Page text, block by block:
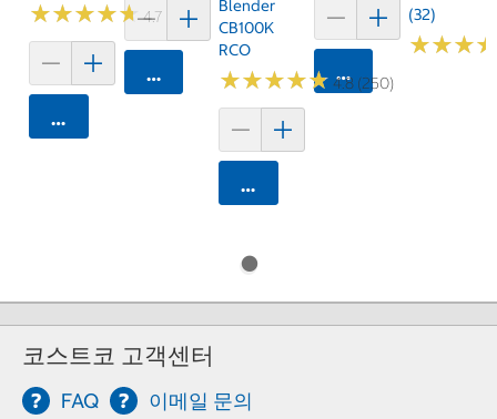
★★★★★
★★★★★4.7 (159)
카트에 담기
카트에 담기
Blender
CB100K
RCO
★★★★★
★★★★★ 4.8 (250)
카트에 담기
카트에 담기
(32)
★★★
★★★
코스트코 고객센터
FAQ 이메일 문의